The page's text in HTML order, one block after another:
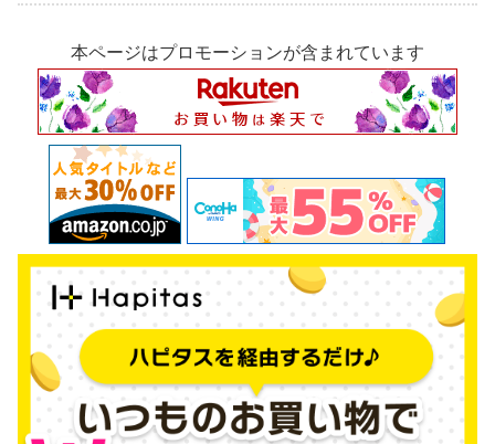
本ページはプロモーションが含まれています